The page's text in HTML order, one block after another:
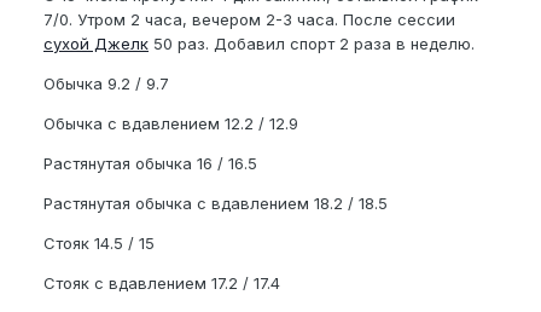
7/0. Утром 2 часа, вечером 2-3 часа. После сессии
сухой Джелк 50 раз. Добавил спорт 2 раза в неделю.
Обычка 9.2 / 9.7
Обычка с вдавлением 12.2 / 12.9
Растянутая обычка 16 / 16.5
Растянутая обычка с вдавлением 18.2 / 18.5
Стояк 14.5 / 15
Стояк с вдавлением 17.2 / 17.4